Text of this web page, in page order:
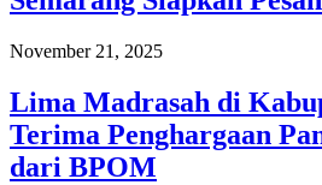
November 21, 2025
Lima Madrasah di
Terima Penghargaan
dari BPOM